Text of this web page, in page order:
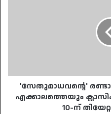
'കിരീടം'
ജൂലൈ
10-
​'സേതുമാധവന്റെ'
എക്കാലത്തെയും
10-ന്